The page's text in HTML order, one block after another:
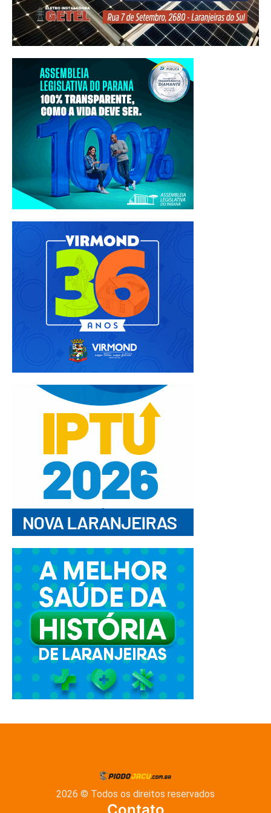
2026 © Todos os direitos reservados